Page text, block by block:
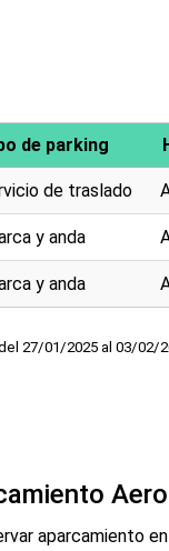
de parking
de traslado
y anda
y anda
27/01/2025 al 03/02/
aparcamiento